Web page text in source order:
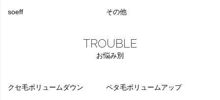
soeff その他
TROUBLE
お悩み別
クセ毛ボリュームダウン ペタ毛ボリュームアップ